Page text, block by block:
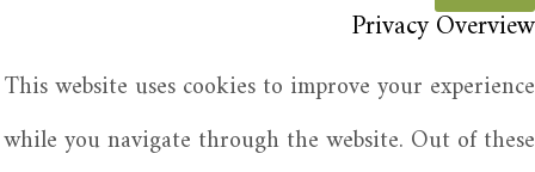
Privacy Overview
This website uses cookies to improve your experience
while you navigate through the website. Out of these